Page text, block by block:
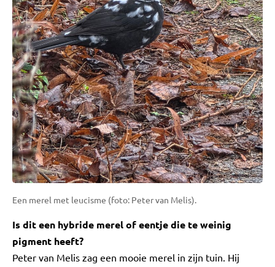
Een merel met leucisme (foto: Peter van Melis).
Is dit een hybride merel of eentje die te weinig
pigment heeft?
Peter van Melis zag een mooie merel in zijn tuin. Hij